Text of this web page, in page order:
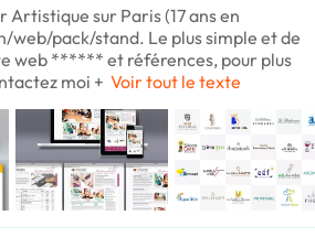
Artistique sur Paris (17 ans en
web/pack/stand. Le plus simple et de
web ****** et références, pour plus
moi + Voir tout le texte